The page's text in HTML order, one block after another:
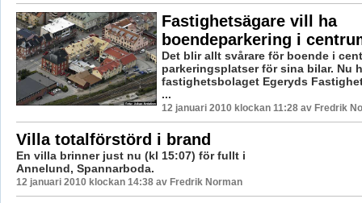
Fastighetsägare vill ha
boendeparkering i
Det blir allt svårare för boende i
parkeringsplatser för sina bilar. Nu
fastighetsbolaget Egeryds
...
12 januari 2010 klockan 11:28 av Fredrik
Villa totalförstörd i brand
En villa brinner just nu (kl 15:07) för fullt i
Annelund, Spannarboda.
12 januari 2010 klockan 14:38 av Fredrik Norman